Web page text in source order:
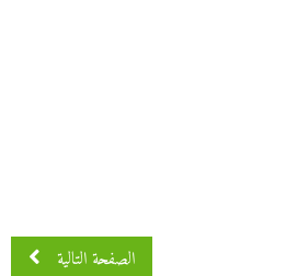
الصفحة التالية